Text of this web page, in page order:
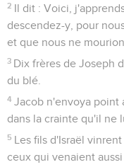
2 Il dit : Voici,
descendez-y, pour
et que nous ne
3 Dix frères de Joseph
du blé.
4 Jacob n'envoya point
dans la crainte qu'il ne
5 Les fils d'Israël
ceux qui venaient